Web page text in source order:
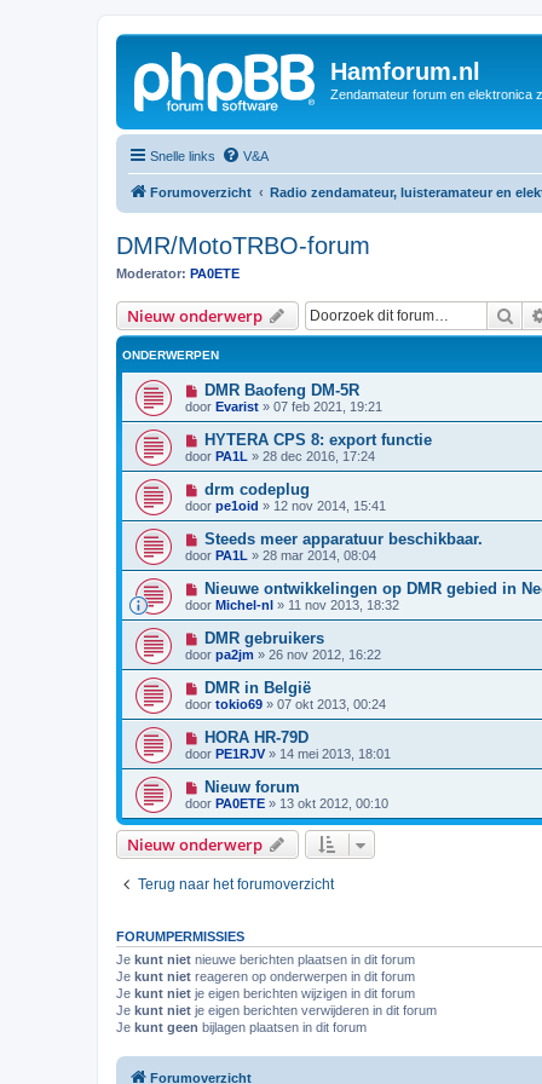
Hamforum.nl
Zendamateur forum en elektronica
Snelle links V&A
Forumoverzicht Radio zendamateur, luisteramateur en
DMR/MotoTRBO-forum
Moderator: PA0ETE
Nieuw onderwerp
ONDERWERPEN
DMR Baofeng DM-5R
door Evarist » 07 feb 2021, 19:21
HYTERA CPS 8: export functie
door PA1L » 28 dec 2016, 17:24
drm codeplug
door pe1oid » 12 nov 2014, 15:41
Steeds meer apparatuur beschikbaar.
door PA1L » 28 mar 2014, 08:04
Nieuwe ontwikkelingen op DMR gebied in
door Michel-nl » 11 nov 2013, 18:32
DMR gebruikers
door pa2jm » 26 nov 2012, 16:22
DMR in België
door tokio69 » 07 okt 2013, 00:24
HORA HR-79D
door PE1RJV » 14 mei 2013, 18:01
Nieuw forum
door PA0ETE » 13 okt 2012, 00:10
Nieuw onderwerp
Terug naar het forumoverzicht
FORUMPERMISSIES
Je kunt niet nieuwe berichten plaatsen in dit forum
Je kunt niet reageren op onderwerpen in dit forum
Je kunt niet je eigen berichten wijzigen in dit forum
Je kunt niet je eigen berichten verwijderen in dit forum
Je kunt geen bijlagen plaatsen in dit forum
Forumoverzicht